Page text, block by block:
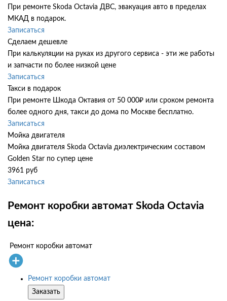
При ремонте Skoda Octavia ДВС, эвакуация авто в пределах
МКАД в подарок.
Записаться
Сделаем дешевле
При калькуляции на руках из другого сервиса - эти же работы
и запчасти по более низкой цене
Записаться
Такси в подарок
При ремонте Шкода Октавия от 50 000₽ или сроком ремонта
более одного дня, такси до дома по Москве бесплатно.
Записаться
Мойка двигателя
Мойка двигателя Skoda Octavia диэлектрическим составом
Golden Star по супер цене
3961 руб
Записаться
Ремонт коробки автомат Skoda Octavia
цена:
Ремонт коробки автомат
Ремонт коробки автомат
Заказать